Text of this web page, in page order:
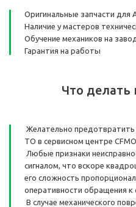
Оригинальные запчасти для
Наличие у мастеров
Обучение механиков на
Гарантия на работы
Что делать
Желательно предотвратить
ТО в сервисном центре
Любые признаки
сигналом, что вскоре
его сложность
оперативности обращения к
В случае механического